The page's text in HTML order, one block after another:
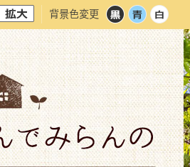
背景色変更